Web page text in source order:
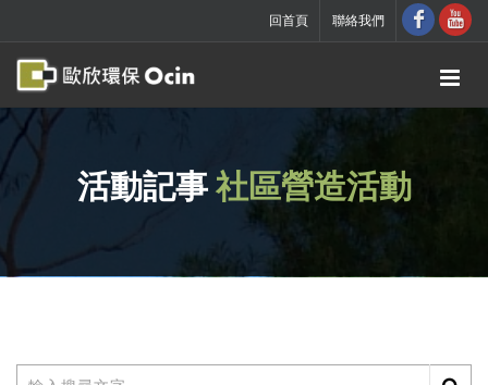
回首頁 聯絡我們
活動記事 社區營造活動